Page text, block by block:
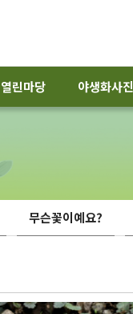
열린마당 야생화사진
무슨꽃이예요?